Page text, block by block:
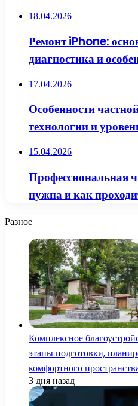
18.04.2026
Ремонт iPhone:
диагностика и
17.04.2026
Особенности
технологии и
15.04.2026
Профессиональная
нужна и как
Разное
Комплексное
этапы подготовки,
комфортного
3 дня назад